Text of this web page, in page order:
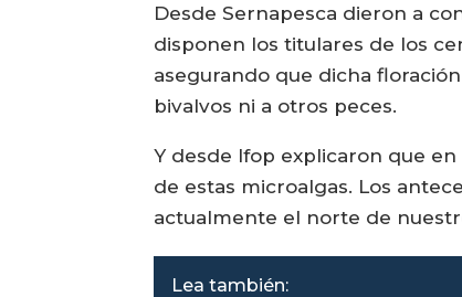
Desde Sernapesca dieron a
disponen los titulares de los
asegurando que dicha
bivalvos ni a otros peces.
Y desde Ifop explicaron que
de estas microalgas. Los
actualmente el norte de
Lea también: